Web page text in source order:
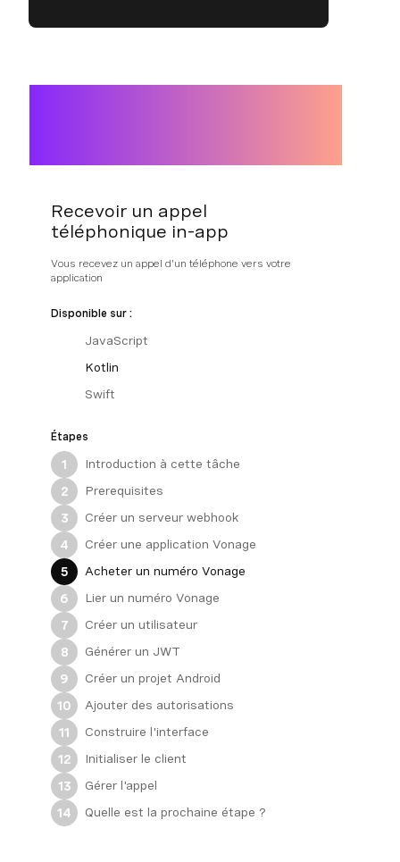
Recevoir un appel
téléphonique in-app
Vous recevez un appel d'un téléphone vers votre
application
Disponible sur :
JavaScript
Kotlin
Swift
Étapes
1
Introduction à cette tâche
2
Prerequisites
3
Créer un serveur webhook
4
Créer une application Vonage
5
Acheter un numéro Vonage
6
Lier un numéro Vonage
7
Créer un utilisateur
8
Générer un JWT
9
Créer un projet Android
10
Ajouter des autorisations
11
Construire l'interface
12
Initialiser le client
13
Gérer l'appel
14
Quelle est la prochaine étape ?